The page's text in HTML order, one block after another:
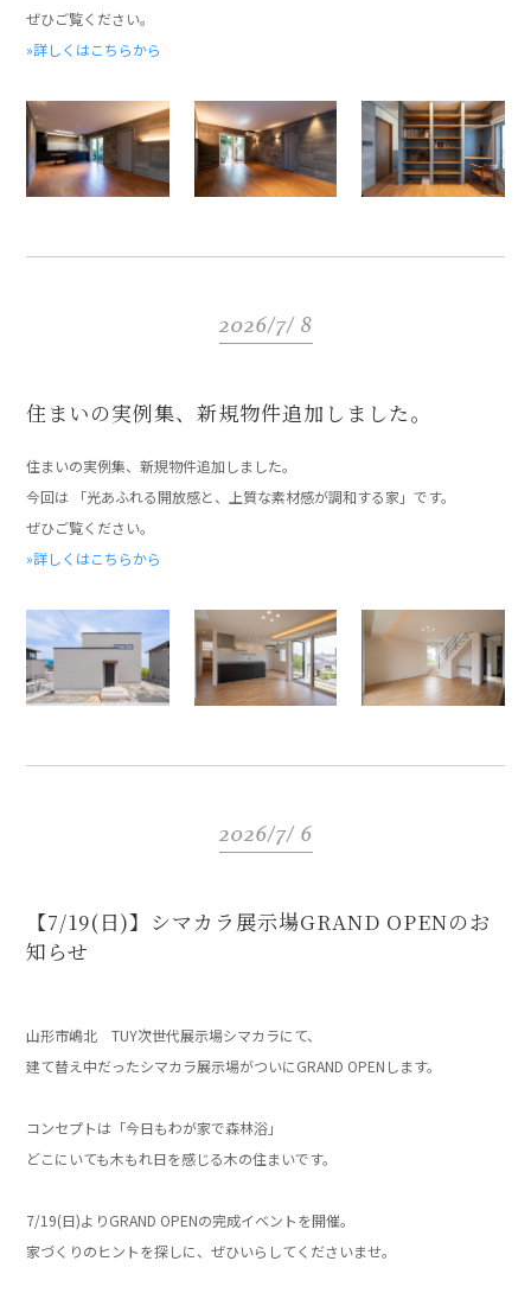
ぜひご覧ください。
»詳しくはこちらから
2026/7/ 8
住まいの実例集、新規物件追加しました。
住まいの実例集、新規物件追加しました。
今回は 「光あふれる開放感と、上質な素材感が調和する家 」です。
ぜひご覧ください。
»詳しくはこちらから
2026/7/ 6
【7/19(日)】シマカラ展示場GRAND OPENのお
知らせ
山形市嶋北 TUY次世代展示場シマカラにて、
建て替え中だったシマカラ展示場がついにGRAND OPENします。
コンセプトは「今日もわが家で森林浴」
どこにいても木もれ日を感じる木の住まいです。
7/19(日)よりGRAND OPENの完成イベントを開催。
家づくりのヒントを探しに、ぜひいらしてくださいませ。